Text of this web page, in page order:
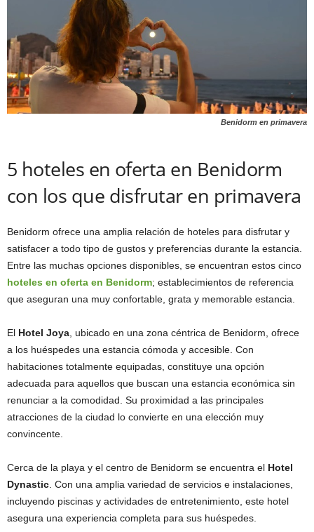
Benidorm en primavera
5 hoteles en oferta en Benidorm
con los que disfrutar en primavera
Benidorm ofrece una amplia relación de hoteles para disfrutar y
satisfacer a todo tipo de gustos y preferencias durante la estancia.
Entre las muchas opciones disponibles, se encuentran estos cinco
hoteles en oferta en Benidorm; establecimientos de referencia
que aseguran una muy confortable, grata y memorable estancia.
El Hotel Joya , ubicado en una zona céntrica de Benidorm, ofrece
a los huéspedes una estancia cómoda y accesible. Con
habitaciones totalmente equipadas, constituye una opción
adecuada para aquellos que buscan una estancia económica sin
renunciar a la comodidad. Su proximidad a las principales
atracciones de la ciudad lo convierte en una elección muy
convincente.
Cerca de la playa y el centro de Benidorm se encuentra el Hotel
Dynastic . Con una amplia variedad de servicios e instalaciones,
incluyendo piscinas y actividades de entretenimiento, este hotel
asegura una experiencia completa para sus huéspedes.